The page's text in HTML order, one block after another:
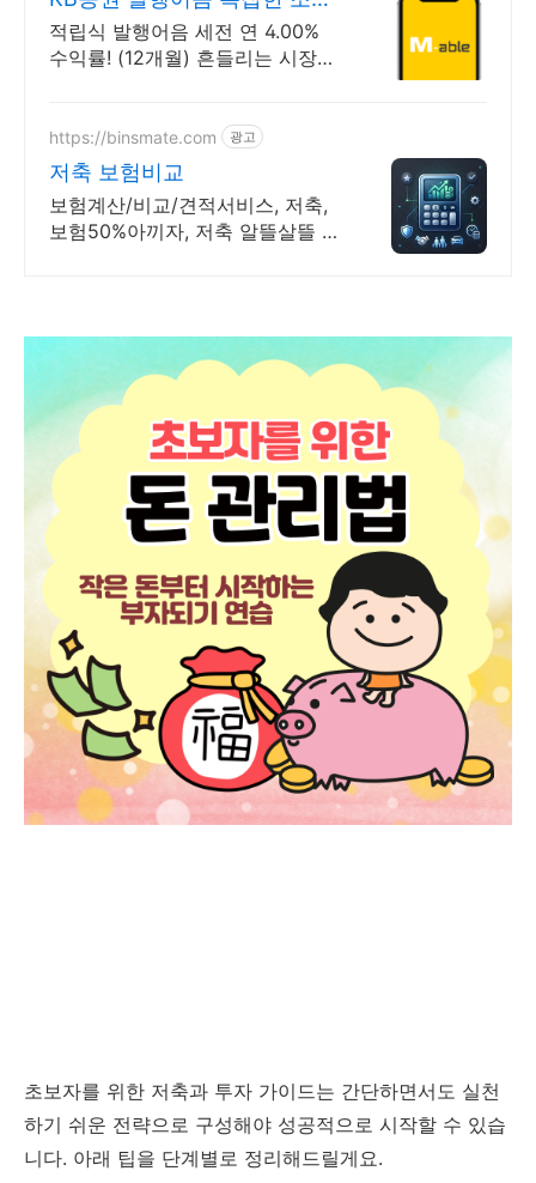
없이 누구나
적립식 발행어음 세전 연 4.00%
수익률! (12개월) 흔들리는 시장속
https://binsmate.com 광고
저축 보험비교
보험계산/비교/견적서비스, 저축,
보험50%아끼자, 저축 알뜰살뜰 가
초보자를 위한 저축과 투자 가이드는 간단하면서도 실천
하기 쉬운 전략으로 구성해야 성공적으로 시작할 수 있습
니다. 아래 팁을 단계별로 정리해드릴게요.